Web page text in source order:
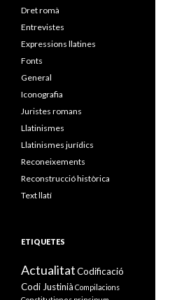
Dret romà
Entrevistes
Expressions llatines
Fonts
General
Iconografia
Juristes romans
Llatinismes
Llatinismes jurídics
Reconeixements
Reconstrucció històrica
Text llatí
ETIQUETES
ActualitatCodificació
Codi Justinià Compilacions